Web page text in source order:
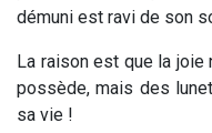
démuni est ravi de son
La raison est que la joie
possède, mais des
sa vie !